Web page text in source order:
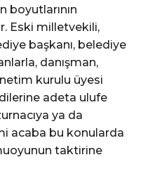
boyutlarının
Eski milletvekili,
başkanı, belediye
danışman,
kurulu üyesi
adeta ulufe
ya da
acaba bu konularda
taktirine